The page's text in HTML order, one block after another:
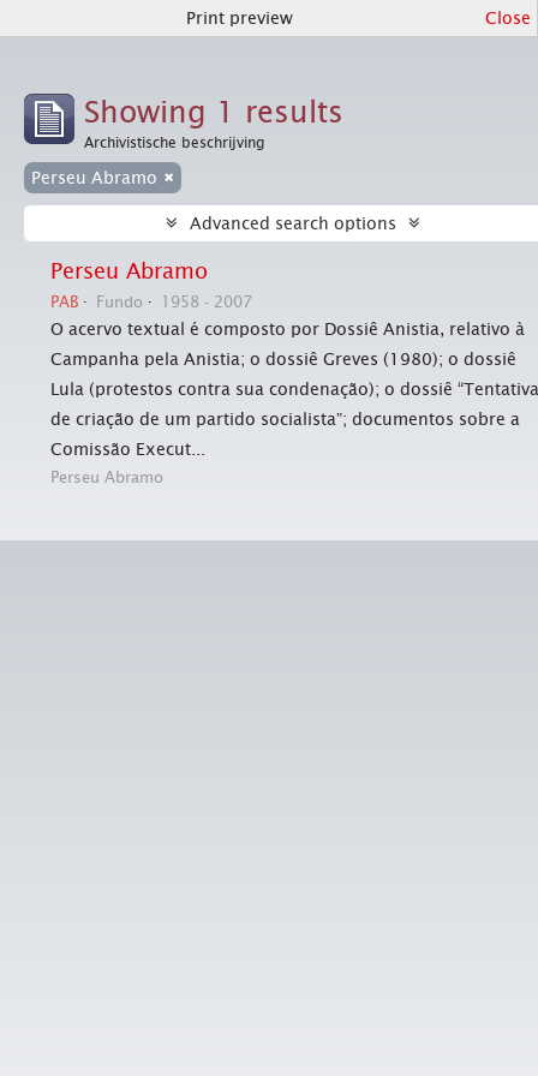
Print preview Close
Showing 1 results
Archivistische beschrijving
Perseu Abramo
Advanced search options
Perseu Abramo
PAB Fundo 1958 - 2007
O acervo textual é composto por Dossiê Anistia, relativo à
Campanha pela Anistia; o dossiê Greves (1980); o dossiê
Lula (protestos contra sua condenação); o dossiê “Tentativa
de criação de um partido socialista”; documentos sobre a
Comissão Execut...
Perseu Abramo